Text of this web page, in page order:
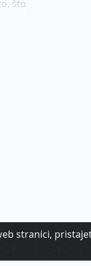
što
stranici,